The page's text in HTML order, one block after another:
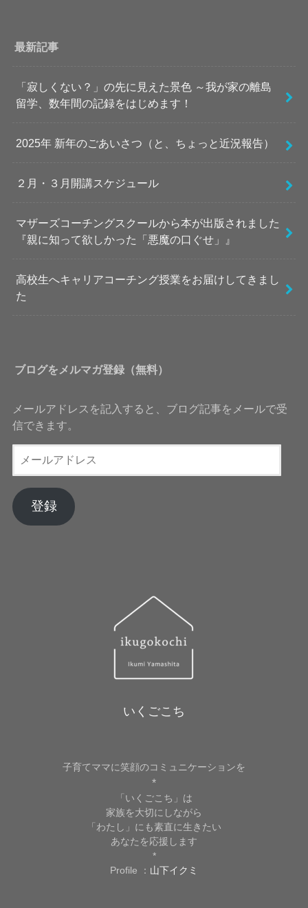
最新記事
「寂しくない？」の先に見えた景色 ～我が家の離島
留学、数年間の記録をはじめます！
2025年 新年のごあいさつ（と、ちょっと近況報告）
２月・３月開講スケジュール
マザーズコーチングスクールから本が出版されました
『親に知って欲しかった「悪魔の口ぐせ」』
高校生へキャリアコーチング授業をお届けしてきまし
た
ブログをメルマガ登録（無料）
メールアドレスを記入すると、ブログ記事をメールで受
信できます。
ア
ド
登録
いくごこち
子育てママに笑顔のコミュニケーションを
*
「いくごこち」は
家族を大切にしながら
「わたし」にも素直に生きたい
あなたを応援します
*
Profile ： 山下イクミ